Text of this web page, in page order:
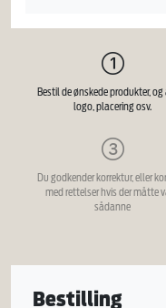
Bestil de ønskede produkter,
logo, placering osv.
Du godkender korrektur, eller
med rettelser hvis der måtte
sådanne
Bestilling